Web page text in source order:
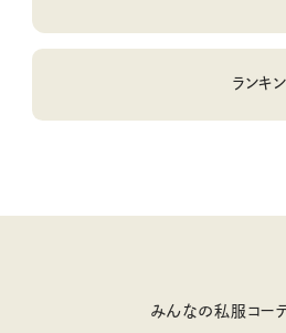
ランキ
みんなの私服コー